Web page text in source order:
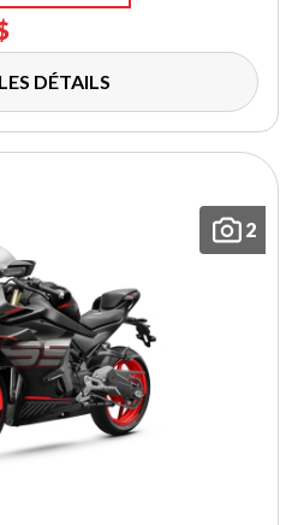
DÉTAILS
2